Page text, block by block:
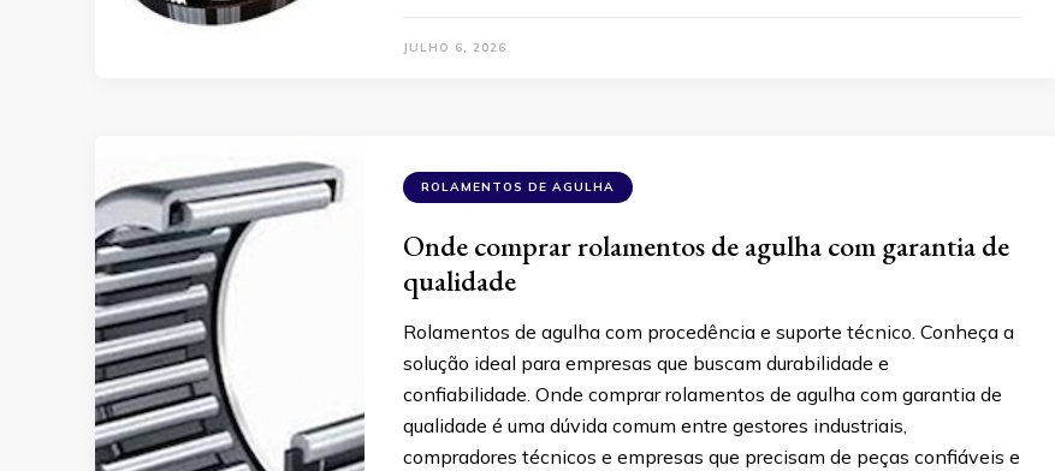
JULHO 6, 2026
ROLAMENTOS DE AGULHA
Onde comprar rolamentos de agulha com garantia de
qualidade
Rolamentos de agulha com procedência e suporte técnico. Conheça a
solução ideal para empresas que buscam durabilidade e
confiabilidade. Onde comprar rolamentos de agulha com garantia de
qualidade é uma dúvida comum entre gestores industriais,
compradores técnicos e empresas que precisam de peças confiáveis e